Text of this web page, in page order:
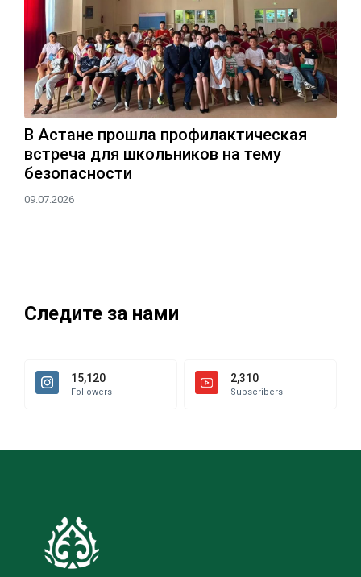
В Астане прошла профилактическая
встреча для школьников на тему
безопасности
09.07.2026
Следите за нами
15,120
Followers
2,310
Subscribers